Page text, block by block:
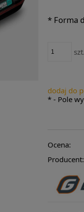
*Forma
szt.
dodaj do
*- Pole
Ocena:
Producent: